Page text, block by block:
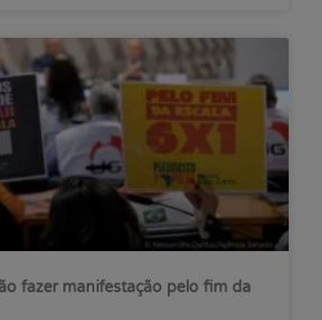
fazer manifestação pelo fim da